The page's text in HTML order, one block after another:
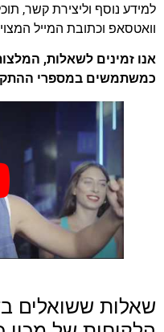
למידע נוסף וליצירת קשר,
וואטסאפ וכתובת המייל
אנו זמינים לשאלות,
כמשתמשים במספרי
שאלות ששואלים